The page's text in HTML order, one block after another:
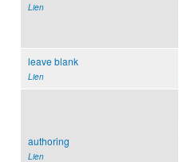
Lien
leave blank
Lien
authoring
Lien